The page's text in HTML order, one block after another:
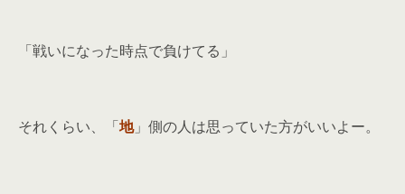
「戦いになった時点で負けてる」
それくらい、「地」側の人は思っていた方がいいよー。